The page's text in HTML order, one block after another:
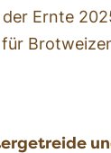
der Ernte